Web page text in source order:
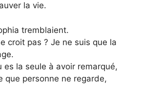
la vie.
tremblaient.
croit pas ? Je ne suis que la
la seule à avoir remarqué,
que personne ne regarde,